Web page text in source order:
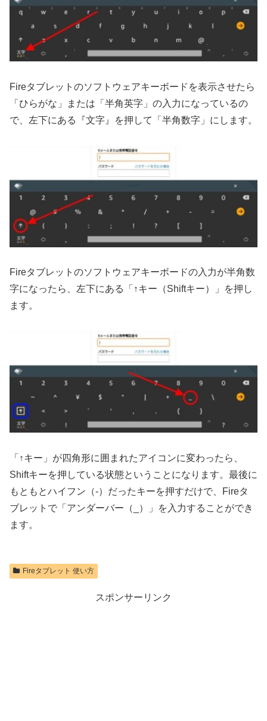
Fireタブレットのソフトウェアキーボードを表示させたら
「ひらがな」または「半角英字」の入力になっているの
で、左下にある『文字』を押して「半角数字」にします。
Fireタブレットのソフトウェアキーボードの入力が半角数
字になったら、左下にある「↑キー（Shiftキー）」を押し
ます。
「↑キー」が四角形に囲まれたアイコンに変わったら、
Shiftキーを押している状態ということになります。最後に
もともとハイフン（-）だったキーを押すだけで、Fireタ
ブレットで「アンダーバー（_）」を入力することができ
ます。
Fireタブレット 使い方
スポンサーリンク